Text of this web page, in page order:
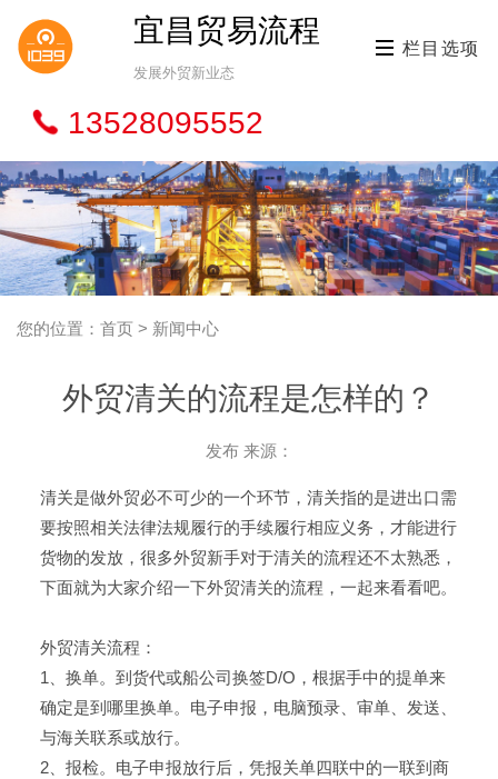
宜昌贸易流程
发展外贸新业态
栏目选项
13528095552
您的位置：首页 > 新闻中心
外贸清关的流程是怎样的？
发布 来源：
清关是做外贸必不可少的一个环节，清关指的是进出口需
要按照相关法律法规履行的手续履行相应义务，才能进行
货物的发放，很多外贸新手对于清关的流程还不太熟悉，
下面就为大家介绍一下外贸清关的流程，一起来看看吧。
外贸清关流程：
1、换单。到货代或船公司换签D/O，根据手中的提单来
确定是到哪里换单。电子申报，电脑预录、审单、发送、
与海关联系或放行。
2、报检。电子申报放行后，凭报关单四联中的一联到商